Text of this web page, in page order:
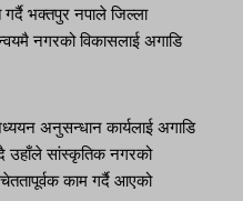
गर्दै भक्तपुर नपाले जिल्ला
नगरको विकासलाई अगाडि
अनुसन्धान कार्यलाई अगाडि
उहाँले सांस्कृतिक नगरको
काम गर्दै आएको